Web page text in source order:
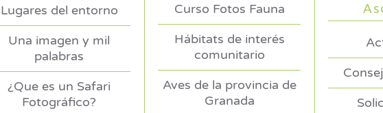
Lugares del entorno
Una imagen y mil
palabras
¿Que es un Safari
Fotográfico?
Curso Fotos Fauna
Hábitats de interés
comunitario
Aves de la provincia de
Granada